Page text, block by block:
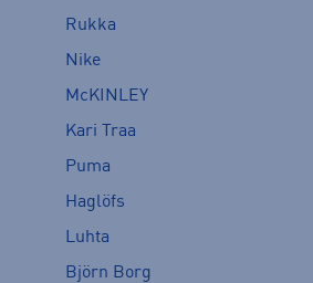
Rukka
Nike
McKINLEY
Kari Traa
Puma
Haglöfs
Luhta
Björn Borg